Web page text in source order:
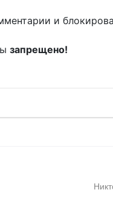
и
запрещено!